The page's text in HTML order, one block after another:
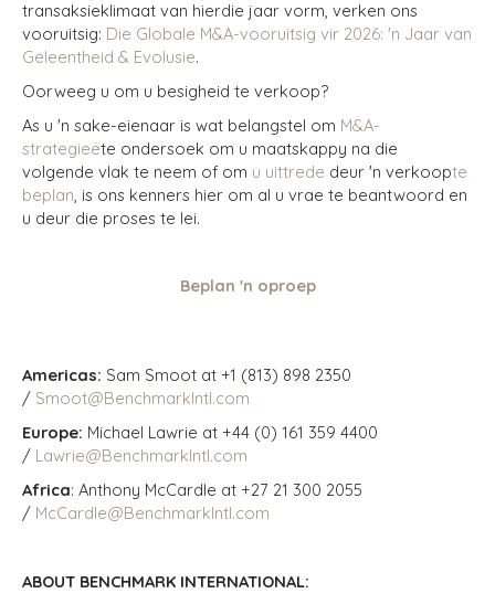
transaksieklimaat van hierdie jaar vorm, verken ons
vooruitsig: Die Globale M&A-vooruitsig vir 2026: 'n Jaar van
Geleentheid & Evolusie.
Oorweeg u om u besigheid te verkoop?
As u 'n sake-eienaar is wat belangstel om M&A-
strategieëte ondersoek om u maatskappy na die
volgende vlak te neem of om u uittrede deur 'n verkoopte
beplan, is ons kenners hier om al u vrae te beantwoord en
u deur die proses te lei.
Beplan 'n oproep
Americas: Sam Smoot at +1 (813) 898 2350
/ Smoot@BenchmarkIntl.com
Europe: Michael Lawrie at +44 (0) 161 359 4400
/ Lawrie@BenchmarkIntl.com
Africa: Anthony McCardle at +27 21 300 2055
/ McCardle@BenchmarkIntl.com
ABOUT BENCHMARK INTERNATIONAL: